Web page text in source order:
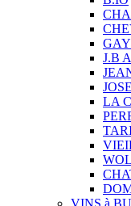
J.B
LA
VINS à